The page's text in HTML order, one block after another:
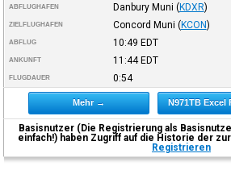
ABFLUGHAFEN Danbury Muni (KDXR)
ZIELFLUGHAFEN Concord Muni (KCON)
ABFLUG 10:49 EDT
ANKUNFT 11:44EDT
FLUGDAUER 0:54
Mehr → N971TB
Basisnutzer (Die Registrierung als
einfach!) haben Zugriff auf die Historie der
Registrieren